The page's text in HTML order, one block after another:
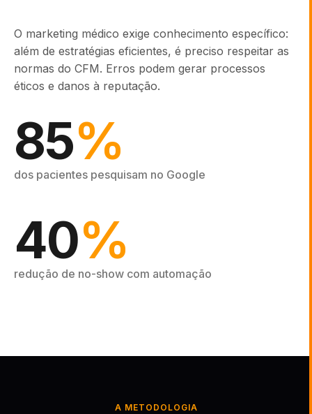
O marketing médico exige conhecimento específico:
além de estratégias eficientes, é preciso respeitar as
normas do CFM. Erros podem gerar processos
éticos e danos à reputação.
85%
dos pacientes pesquisam no Google
40%
redução de no-show com automação
A METODOLOGIA